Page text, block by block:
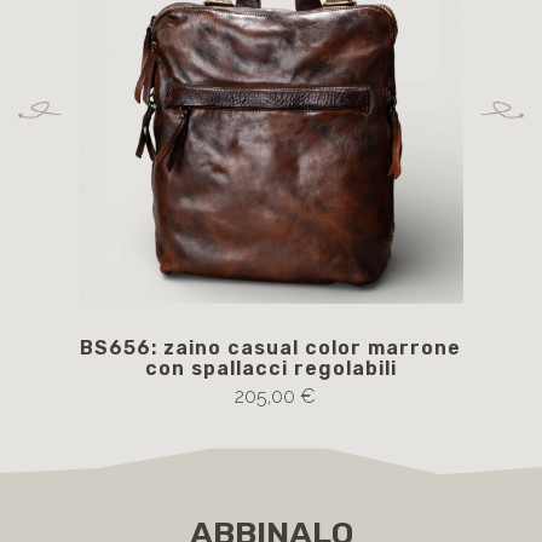
BS656: zaino casual color marrone
con spallacci regolabili
205,00 €
ABBINALO